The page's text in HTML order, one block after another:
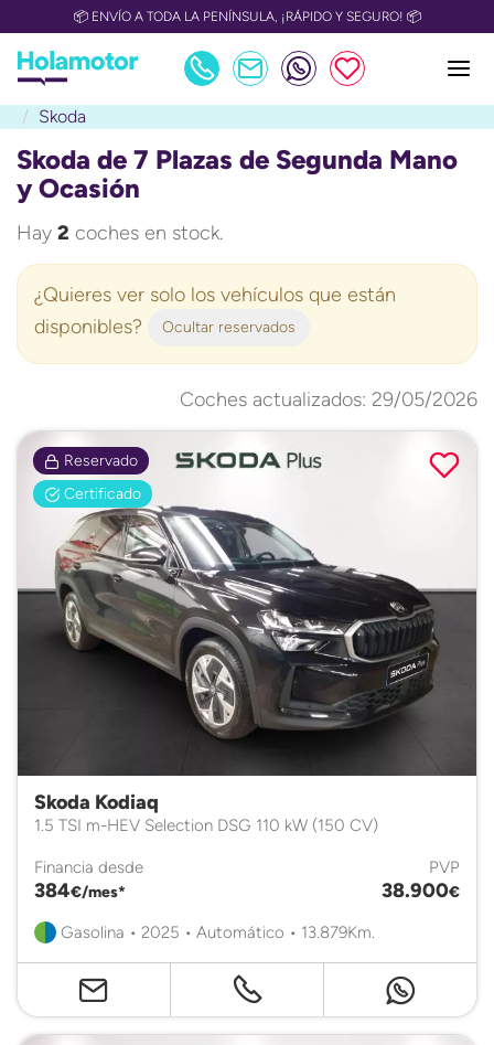
📦 ENVÍO A TODA LA PENÍNSULA, ¡RÁPIDO Y SEGURO! 📦
Skoda
Skoda de 7 Plazas de Segunda Mano
y Ocasión
Hay 2 coches en stock.
¿Quieres ver solo los vehículos que están
disponibles?
Ocultar reservados
Coches actualizados: 29/05/2026
Reservado
Certificado
Skoda Kodiaq
1.5 TSI m-HEV Selection DSG 110 kW (150 CV)
Financia desde
384€/mes*
PVP
38.900€
Gasolina • 2025 • Automático • 13.879Km.